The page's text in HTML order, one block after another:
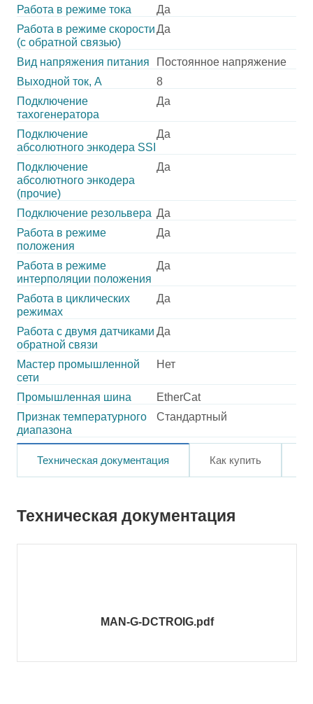
Работа в режиме тока
Да
Работа в режиме скорости
(с обратной связью)
Да
Вид напряжения питания
Постоянное напряжение
Выходной ток, А
8
Подключение
тахогенератора
Да
Подключение
абсолютного энкодера SSI
Да
Подключение
абсолютного энкодера
(прочие)
Да
Подключение резольвера Да
Работа в режиме
положения
Да
Работа в режиме
интерполяции положения
Да
Работа в циклических
режимах
Да
Работа с двумя датчиками
обратной связи
Да
Мастер промышленной
сети
Нет
Промышленная шина
EtherCat
Признак температурного
диапазона
Стандартный
Техническая документация Как купить
Техническая документация
MAN-G-DCTROIG.pdf